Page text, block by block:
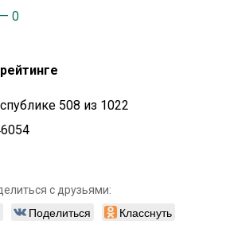
0
508 из 1022
с друзьями:
Поделиться Класснуть